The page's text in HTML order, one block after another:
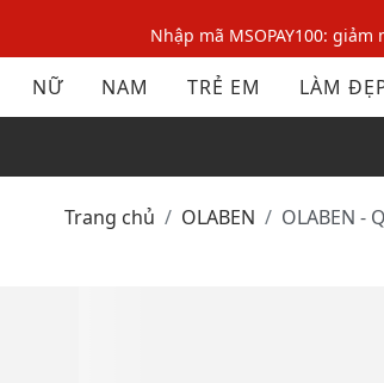
Nhập mã MSOPAY100:
Nhập mã: MSOXINCHAO -
Nhập mã MSOPAY100:
NỮ NAM TRẺ EM LÀM
Trang chủ OLABEN OLABEN